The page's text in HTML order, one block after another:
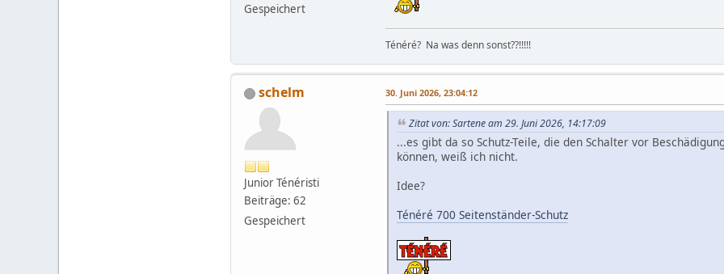
Gespeichert
Ténéré? Na was denn sonst??!!!!!
schelm
Junior Ténéristi
Beiträge: 62
Gespeichert
30. Juni 2026, 23:04:12
Zitat von: Sartene am 29. Juni 2026, 14:17:09
...es gibt da so Schutz-Teile, die den Schalter vor
können, weiß ich nicht.
Idee?
Ténéré 700 Seitenständer-Schutz